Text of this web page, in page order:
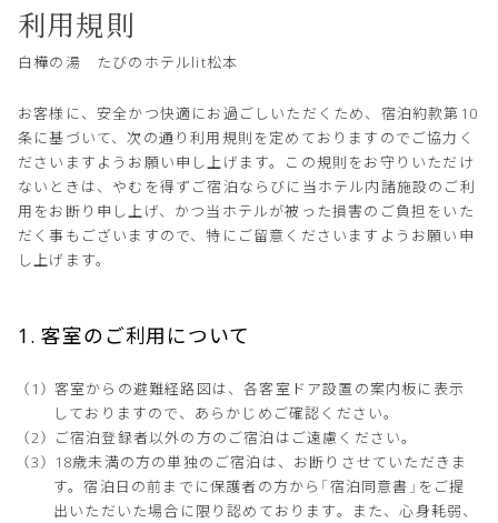
利用規則
白樺の湯 たびのホテルlit松本
お客様に、安全かつ快適にお過ごしいただくため、宿泊約款第10
条に基づいて、次の通り利用規則を定めておりますのでご協力く
ださいますようお願い申し上げます。この規則をお守りいただけ
ないときは、やむを得ずご宿泊ならびに当ホテル内諸施設のご利
用をお断り申し上げ、かつ当ホテルが被った損害のご負担をいた
だく事もございますので、特にご留意くださいますようお願い申
し上げます。
1. 客室のご利用について
客室からの避難経路図は、各客室ドア設置の案内板に表示
しておりますので、あらかじめご確認ください。
ご宿泊登録者以外の方のご宿泊はご遠慮ください。
18歳未満の方の単独のご宿泊は、お断りさせていただきま
す。宿泊日の前までに保護者の方から「宿泊同意書」をご提
出いただいた場合に限り認めております。また、心身耗弱、